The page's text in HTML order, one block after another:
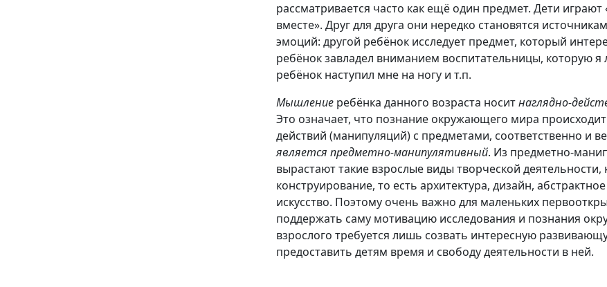
рассматривается часто как ещё один предмет. Дети
вместе». Друг для друга они нередко становятся
эмоций: дру­гой ребёнок исследует предмет, который
ребёнок завладел вниманием воспитательницы, ко­торую я
ребёнок наступил мне на ногу и т.п.
Мышление ребёнка данного возраста носитнаглядно-
Это означает, что познание окружающе­го мира
действий (манипуляций) с предметами, соответственно и
является предметно-манипулятивный. Из предметно-
вырастают такие взрослые виды творческой деятельности,
конструирование, то есть архитектура, дизайн,
искусство. Поэтому очень важно для маленьких
поддержать саму мотивацию исследования и познания
взрослого требуется лишь созвать интересную
предоставить детям время и свободу деятельности в ней.